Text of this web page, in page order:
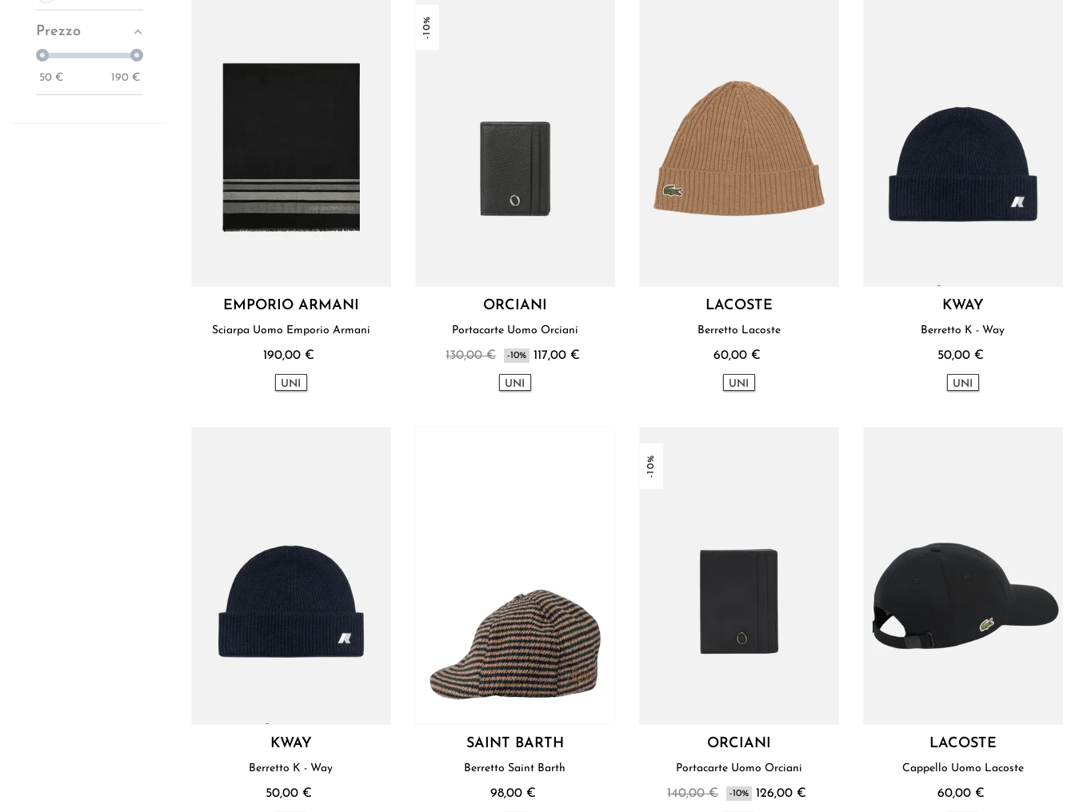
Prezzo
50 € 190 €
EMPORIO ARMANI
Sciarpa Uomo Emporio Armani
190,00 €
UNI
-10%
ORCIANI
Portacarte Uomo Orciani
130,00 € -10% 117,00 €
UNI
LACOSTE
Berretto Lacoste
60,00 €
UNI
KWAY
Berretto K - Way
50,00 €
UNI
KWAY
Berretto K - Way
50,00 €
SAINT BARTH
Berretto Saint Barth
98,00 €
-10%
ORCIANI
Portacarte Uomo Orciani
140,00 € -10% 126,00 €
LACOSTE
Cappello Uomo Lacoste
60,00 €